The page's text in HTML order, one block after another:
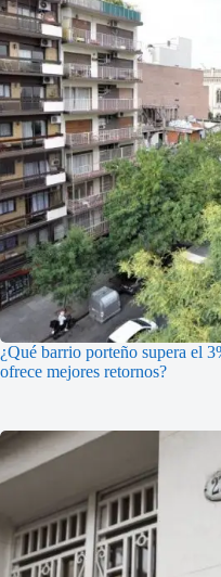
¿Qué barrio porteño supera el
ofrece mejores retornos?